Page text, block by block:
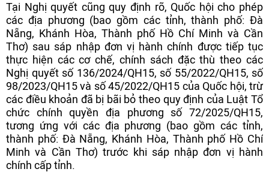
Tại Nghị quyết cũng quy định rõ, Quốc hội cho phép
các địa phương (bao gồm các tỉnh, thành phố: Đà
Nẵng, Khánh Hòa, Thành phố Hồ Chí Minh và Cần
Thơ) sau sáp nhập đơn vị hành chính được tiếp tục
thực hiện các cơ chế, chính sách đặc thù theo các
Nghị quyết số 136/2024/QH15, số 55/2022/QH15, số
98/2023/QH15 và số 45/2022/QH15 của Quốc hội, trừ
các điều khoản đã bị bãi bỏ theo quy định của Luật Tổ
chức chính quyền địa phương số 72/2025/QH15,
tương ứng với các địa phương (bao gồm các tỉnh,
thành phố: Đà Nẵng, Khánh Hòa, Thành phố Hồ Chí
Minh và Cần Thơ) trước khi sáp nhập đơn vị hành
chính cấp tỉnh.